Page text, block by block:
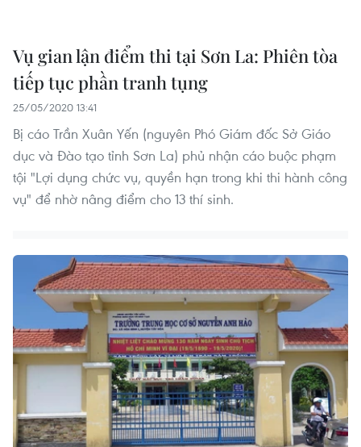
Vụ gian lận điểm thi tại Sơn La: Phiên tòa
tiếp tục phần tranh tụng
25/05/2020 13:41
Bị cáo Trần Xuân Yến (nguyên Phó Giám đốc Sở Giáo
dục và Đào tạo tỉnh Sơn La) phủ nhận cáo buộc phạm
tội "Lợi dụng chức vụ, quyền hạn trong khi thi hành công
vụ" để nhờ nâng điểm cho 13 thí sinh.